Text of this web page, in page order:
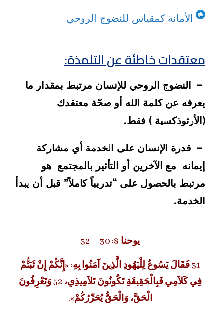
الأمانة كمقياس للنضوج الروحي
معتقدات خاطئة عن التلمذة:
– النضوج الروحي للإنسان مرتبط بمقدار ما
يعرفه عن كلمة الله أو صحّة معتقدك
(الأرثوذكسية ) فقط.
– قدرة الإنسان على الخدمة أي مشاركة
إيمانه مع الآخرين أو التأثير بالمجتمع هو
مرتبط بالحصول على “تدريباً كاملاً” قبل أن يبدأ
الخدمة.
يوحنا 8: 30 – 32
31 فَقَالَ يَسُوعُ لِلْيَهُودِ الَّذِينَ آمَنُوا بِهِ: «إِنَّكُمْ إِنْ ثَبَتُّمْ
فِي كَلاَمِي فَبِالْحَقِيقَةِ تَكُونُونَ تَلاَمِيذِي، 32 وَتَعْرِفُونَ
الْحَقَّ، وَالْحَقُّ يُحَرِّرُكُمْ».